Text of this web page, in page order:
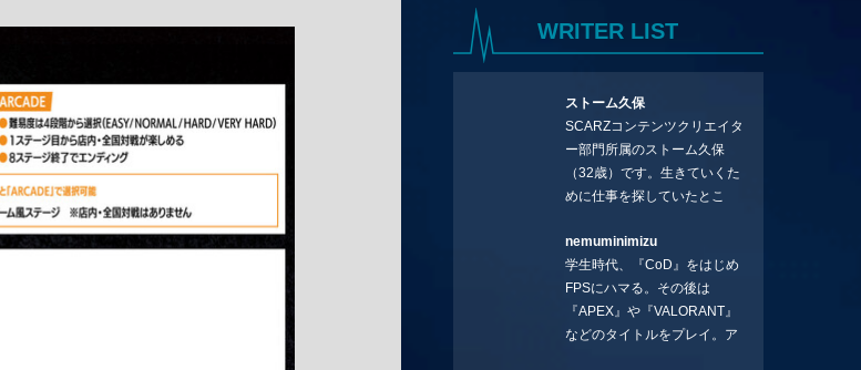
WRITER LIST
ストーム久保
SCARZコンテンツクリエイタ
ー部門所属のストーム久保
（32歳）です。生きていくた
めに仕事を探していたとこ
コラムを連載させてもらえる
ことになりました。言いたい
ことを言っていきます。X：
https://x.com/stormKUBO
YouTube：
nemuminimizu
学生時代、『CoD』をはじめ
FPSにハマる。その後は
『APEX』や『VALORANT』
などのタイトルをプレイ。ア